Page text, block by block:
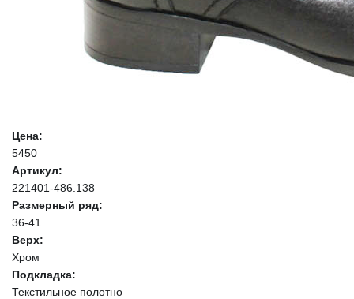
Цена:
5450
Артикул:
221401-486.138
Размерный ряд:
36-41
Верх:
Хром
Подкладка:
Текстильное полотно